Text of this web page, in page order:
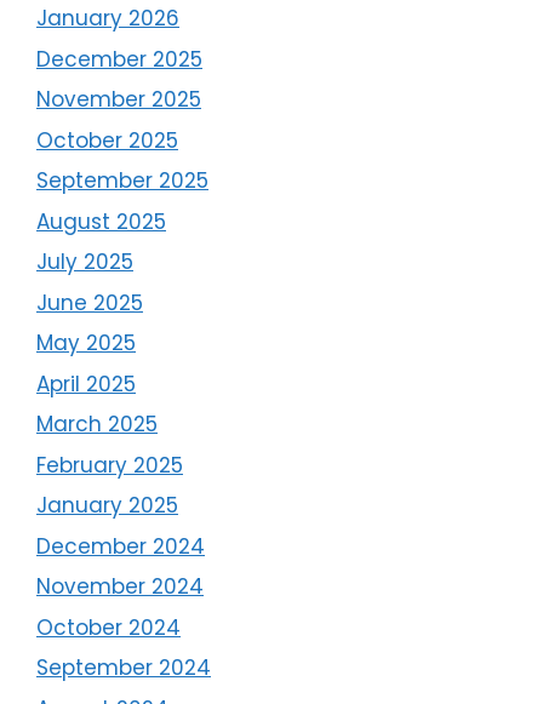
January 2026
December 2025
November 2025
October 2025
September 2025
August 2025
July 2025
June 2025
May 2025
April 2025
March 2025
February 2025
January 2025
December 2024
November 2024
October 2024
September 2024